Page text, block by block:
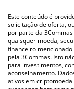
Você também pode
BabyUnicorn acima
nas principais
Este conteúdo é
solicitação de oferta,
por parte da
quaisquer moeda,
financeiro
pela 3Commas. Isto
para investimentos,
aconselhamento.
ativos em